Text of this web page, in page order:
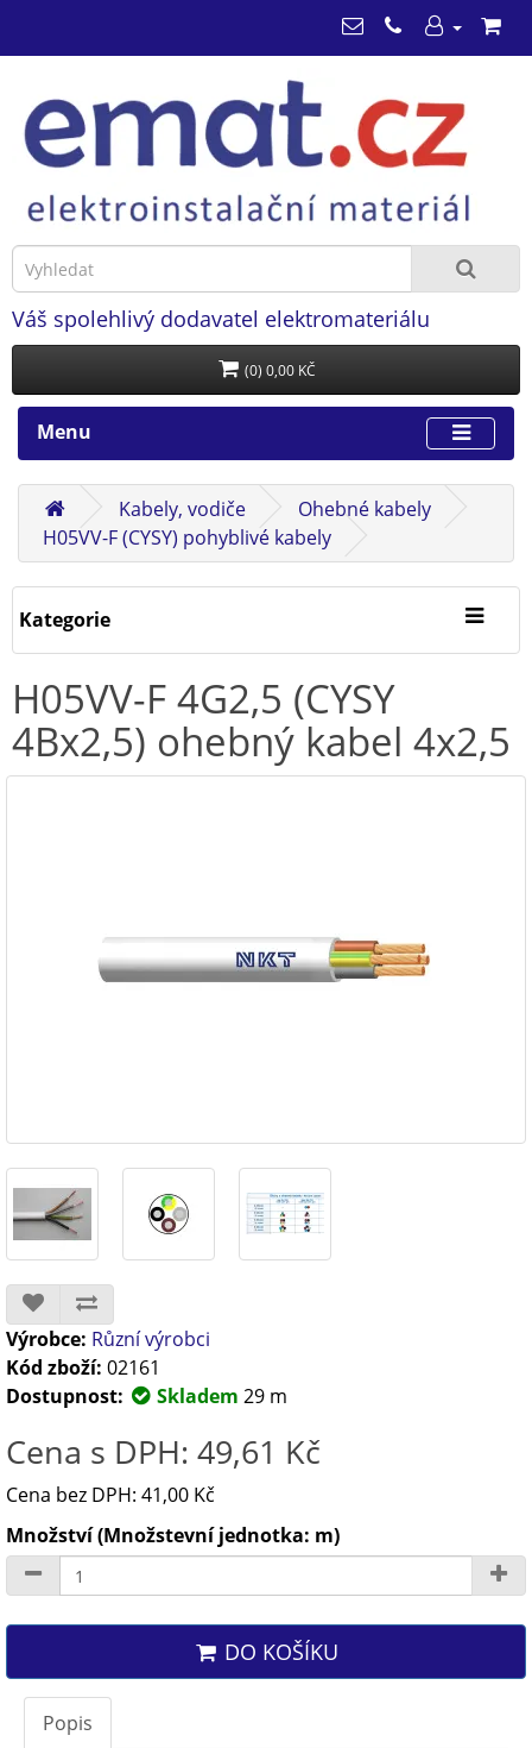
Váš spolehlivý dodavatel elektromateriálu
(0) 0,00 KČ
Menu
Kabely, vodiče
Ohebné kabely
H05VV-F (CYSY) pohyblivé kabely
Kategorie
H05VV-F 4G2,5 (CYSY
4Bx2,5) ohebný kabel 4x2,5
Výrobce: Různí výrobci
Kód zboží: 02161
Dostupnost:
Skladem 29 m
Cena s DPH: 49,61 Kč
Cena bez DPH: 41,00 Kč
Množství (Množstevní jednotka: m)
DO KOŠÍKU
Popis